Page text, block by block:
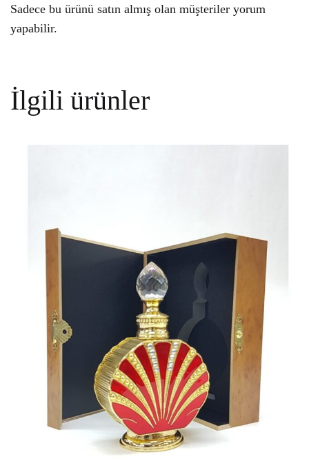
Sadece bu ürünü satın almış olan müşteriler yorum
yapabilir.
İlgili ürünler